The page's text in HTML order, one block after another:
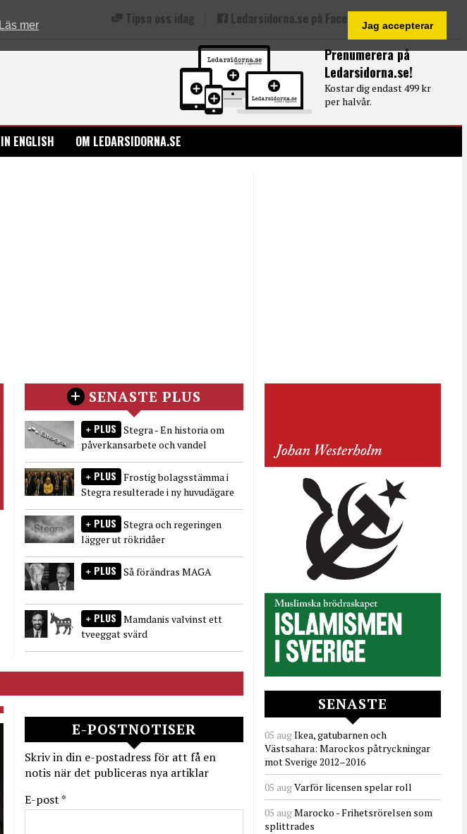
Läs mer Jag accepterar
Prenumerera på
Ledarsidorna.se!
Kostar dig endast 499 kr
per halvår.
Tipsa oss idag Ledarsidorna.se på Facebook
IN ENGLISH OM LEDARSIDORNA.SE
SENASTE PLUS
PLUS Stegra - En historia om
påverkansarbete och vandel
PLUS Frostig bolagsstämma i
Stegra resulterade i ny huvudägare
PLUS Stegra och regeringen
lägger ut rökridåer
PLUS Så förändras MAGA
PLUS Mamdanis valvinst ett
tveeggat svärd
E-POSTNOTISER
Skriv in din e-postadress för att få en
notis när det publiceras nya artiklar
E-post *
SENASTE
05 augIkea, gatubarnen och
Västsahara: Marockos påtryckningar
mot Sverige 2012–2016
05 augVarför licensen spelar roll
05 augMarocko - Frihetsrörelsen som
splittrades